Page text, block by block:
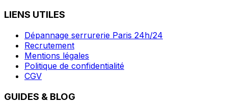
LIENS UTILES
Dépannage serrurerie Paris 24h/24
Recrutement
Mentions légales
Politique de confidentialité
CGV
GUIDES & BLOG